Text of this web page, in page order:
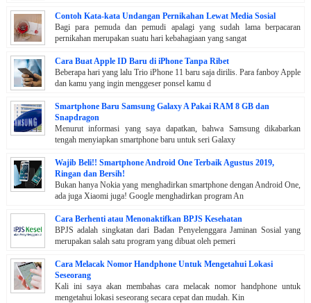
Contoh Kata-kata Undangan Pernikahan Lewat Media Sosial
Bagi para pemuda dan pemudi apalagi yang sudah lama berpacaran
pernikahan merupakan suatu hari kebahagiaan yang sangat
Cara Buat Apple ID Baru di iPhone Tanpa Ribet
Beberapa hari yang lalu Trio iPhone 11 baru saja dirilis. Para fanboy Apple
dan kamu yang ingin menggeser ponsel kamu d
Smartphone Baru Samsung Galaxy A Pakai RAM 8 GB dan
Snapdragon
Menurut informasi yang saya dapatkan, bahwa Samsung dikabarkan
tengah menyiapkan smartphone baru untuk seri Galaxy
Wajib Beli!! Smartphone Android One Terbaik Agustus 2019,
Ringan dan Bersih!
Bukan hanya Nokia yang menghadirkan smartphone dengan Android One,
ada juga Xiaomi juga! Google menghadirkan program An
Cara Berhenti atau Menonaktifkan BPJS Kesehatan
BPJS adalah singkatan dari Badan Penyelenggara Jaminan Sosial yang
merupakan salah satu program yang dibuat oleh pemeri
Cara Melacak Nomor Handphone Untuk Mengetahui Lokasi
Seseorang
Kali ini saya akan membahas cara melacak nomor handphone untuk
mengetahui lokasi seseorang secara cepat dan mudah. Kin